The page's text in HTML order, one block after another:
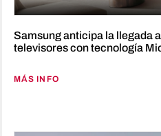
Samsung anticipa la llegada
televisores con tecnología
MÁS INFO